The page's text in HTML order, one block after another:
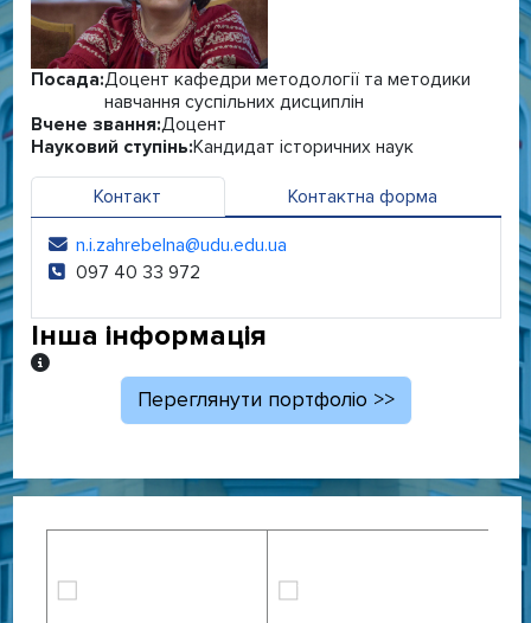
Посада:Доцент кафедри методології та методики
навчання суспільних дисциплін
Вчене звання:Доцент
Науковий ступінь:Кандидат історичних наук
Контакт Контактна форма
Електронна адреса:
n.i.zahrebelna@udu.edu.ua
Телефон:
097 40 33 972
Інша інформація
Інша інформація
Переглянути портфоліо >>